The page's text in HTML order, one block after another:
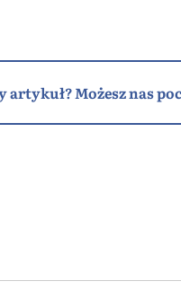
artykuł? Możesz nas